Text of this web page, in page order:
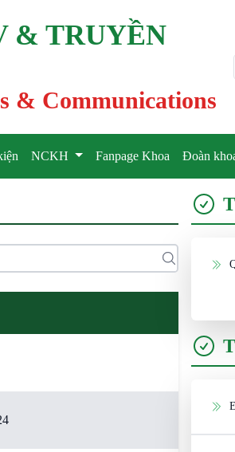
& TRUYỀN
& Communications
NCKH Fanpage Khoa Đoàn